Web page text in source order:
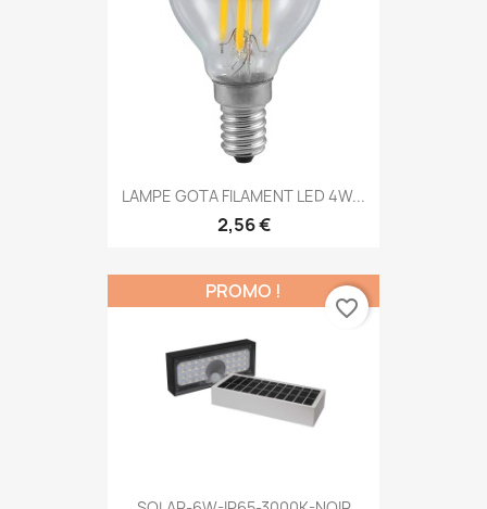
LAMPE GOTA FILAMENT LED 4W...
2,56 €
PROMO !
favorite_border